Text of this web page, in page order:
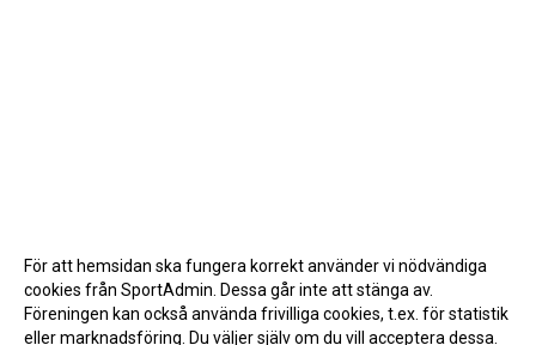
För att hemsidan ska fungera korrekt använder vi nödvändiga
cookies från SportAdmin. Dessa går inte att stänga av.
Föreningen kan också använda frivilliga cookies, t.ex. för statistik
eller marknadsföring. Du väljer själv om du vill acceptera dessa.